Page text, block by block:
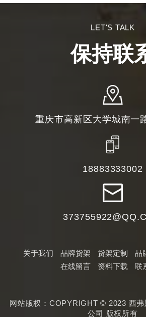
LET'S TALK
保持联
重庆市高新区大学城南一
18883333002
关于我们 品牌货架 货架定制 品
在线留言
资料下载 联
网站版权：COPYRIGHT © 2023 西弗
公司 版权所有